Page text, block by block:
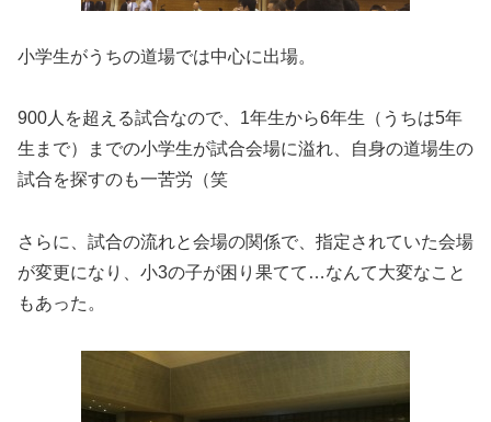
小学生がうちの道場では中心に出場。
900人を超える試合なので、1年生から6年生（うちは5年
生まで）までの小学生が試合会場に溢れ、自身の道場生の
試合を探すのも一苦労（笑
さらに、試合の流れと会場の関係で、指定されていた会場
が変更になり、小3の子が困り果てて…なんて大変なこと
もあった。